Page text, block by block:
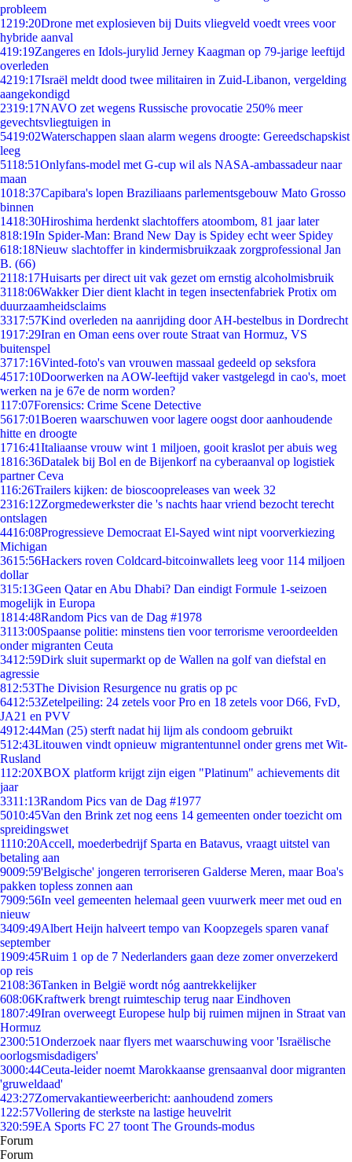
probleem
1219:20Drone met explosieven bij Duits vliegveld voedt vrees voor
hybride aanval
419:19Zangeres en Idols-jurylid Jerney Kaagman op 79-jarige leeftijd
overleden
4219:17Israël meldt dood twee militairen in Zuid-Libanon, vergelding
aangekondigd
2319:17NAVO zet wegens Russische provocatie 250% meer
gevechtsvliegtuigen in
5419:02Waterschappen slaan alarm wegens droogte: Gereedschapskist
leeg
5118:51Onlyfans-model met G-cup wil als NASA-ambassadeur naar
maan
1018:37Capibara's lopen Braziliaans parlementsgebouw Mato Grosso
binnen
1418:30Hiroshima herdenkt slachtoffers atoombom, 81 jaar later
818:19In Spider-Man: Brand New Day is Spidey echt weer Spidey
618:18Nieuw slachtoffer in kindermisbruikzaak zorgprofessional Jan
B. (66)
2118:17Huisarts per direct uit vak gezet om ernstig alcoholmisbruik
3118:06Wakker Dier dient klacht in tegen insectenfabriek Protix om
duurzaamheidsclaims
3317:57Kind overleden na aanrijding door AH-bestelbus in Dordrecht
1917:29Iran en Oman eens over route Straat van Hormuz, VS
buitenspel
3717:16Vinted-foto's van vrouwen massaal gedeeld op seksfora
4517:10Doorwerken na AOW-leeftijd vaker vastgelegd in cao's, moet
werken na je 67e de norm worden?
117:07Forensics: Crime Scene Detective
5617:01Boeren waarschuwen voor lagere oogst door aanhoudende
hitte en droogte
1716:41Italiaanse vrouw wint 1 miljoen, gooit kraslot per abuis weg
1816:36Datalek bij Bol en de Bijenkorf na cyberaanval op logistiek
partner Ceva
116:26Trailers kijken: de bioscoopreleases van week 32
2316:12Zorgmedewerkster die 's nachts haar vriend bezocht terecht
ontslagen
4416:08Progressieve Democraat El-Sayed wint nipt voorverkiezing
Michigan
3615:56Hackers roven Coldcard-bitcoinwallets leeg voor 114 miljoen
dollar
315:13Geen Qatar en Abu Dhabi? Dan eindigt Formule 1-seizoen
mogelijk in Europa
1814:48Random Pics van de Dag #1978
3113:00Spaanse politie: minstens tien voor terrorisme veroordeelden
onder migranten Ceuta
3412:59Dirk sluit supermarkt op de Wallen na golf van diefstal en
agressie
812:53The Division Resurgence nu gratis op pc
6412:53Zetelpeiling: 24 zetels voor Pro en 18 zetels voor D66, FvD,
JA21 en PVV
4912:44Man (25) sterft nadat hij lijm als condoom gebruikt
512:43Litouwen vindt opnieuw migrantentunnel onder grens met Wit-
Rusland
112:20XBOX platform krijgt zijn eigen "Platinum" achievements dit
jaar
3311:13Random Pics van de Dag #1977
5010:45Van den Brink zet nog eens 14 gemeenten onder toezicht om
spreidingswet
1110:20Accell, moederbedrijf Sparta en Batavus, vraagt uitstel van
betaling aan
9009:59'Belgische' jongeren terroriseren Galderse Meren, maar Boa's
pakken topless zonnen aan
7909:56In veel gemeenten helemaal geen vuurwerk meer met oud en
nieuw
3409:49Albert Heijn halveert tempo van Koopzegels sparen vanaf
september
1909:45Ruim 1 op de 7 Nederlanders gaan deze zomer onverzekerd
op reis
2108:36Tanken in België wordt nóg aantrekkelijker
608:06Kraftwerk brengt ruimteschip terug naar Eindhoven
1807:49Iran overweegt Europese hulp bij ruimen mijnen in Straat van
Hormuz
2300:51Onderzoek naar flyers met waarschuwing voor 'Israëlische
oorlogsmisdadigers'
3000:44Ceuta-leider noemt Marokkaanse grensaanval door migranten
'gruweldaad'
423:27Zomervakantieweerbericht: aanhoudend zomers
1 22:57Vollering de sterkste na lastige heuvelrit
320:59EA Sports FC 27 toont The Grounds-modus
Forum
Forum